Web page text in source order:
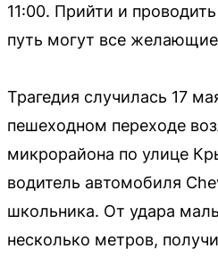
11:00. Прийти и
путь могут все
Трагедия случилась 17
пешеходном переходе
микрорайона по улице
водитель автомобиля
школьника. От удара
несколько метров,